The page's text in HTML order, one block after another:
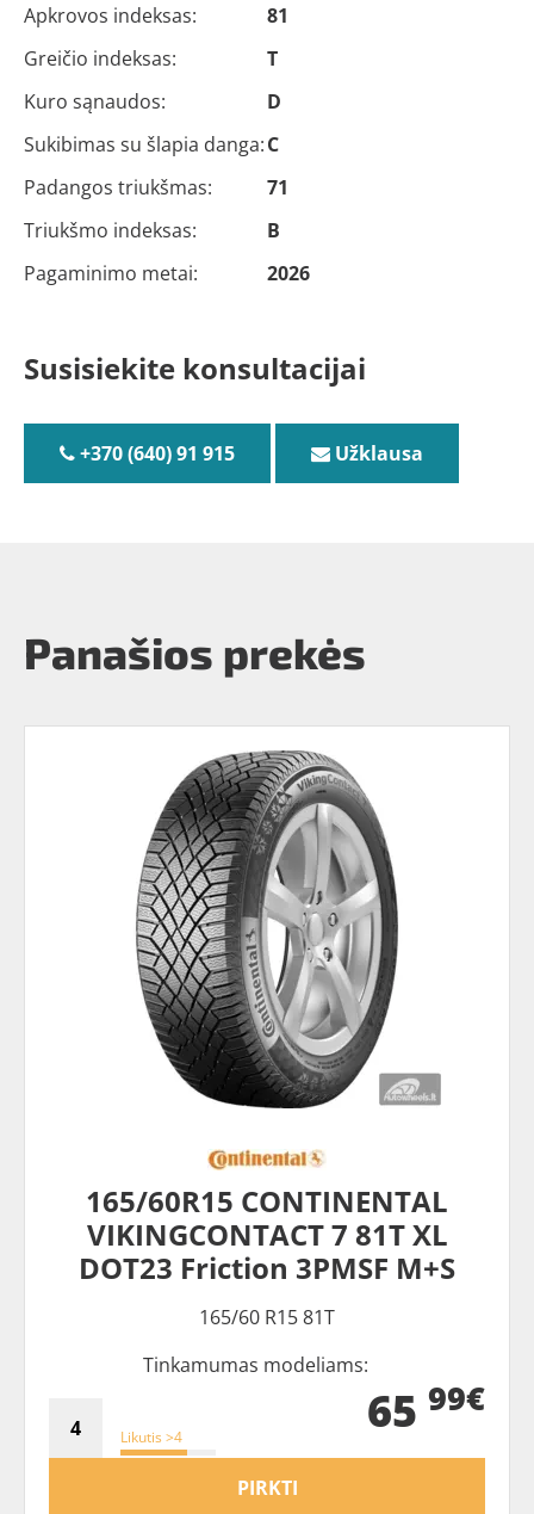
Apkrovos indeksas:
81
Greičio indeksas:
T
Kuro sąnaudos:
D
Sukibimas su šlapia danga:C
Padangos triukšmas:
71
Triukšmo indeksas:
B
Pagaminimo metai:
2026
Susisiekite konsultacijai
+370 (640) 91 915 Užklausa
Panašios prekės
165/60R15 CONTINENTAL
VIKINGCONTACT 7 81T XL
DOT23 Friction 3PMSF M+S
165/60 R15 81T
Tinkamumas modeliams:
Likutis >4 65 99€
PIRKTI